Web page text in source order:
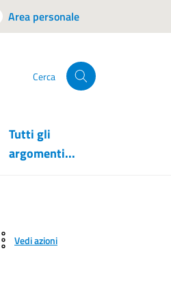
Area personale
Cerca
Tutti gli
argomenti...
Vedi azioni